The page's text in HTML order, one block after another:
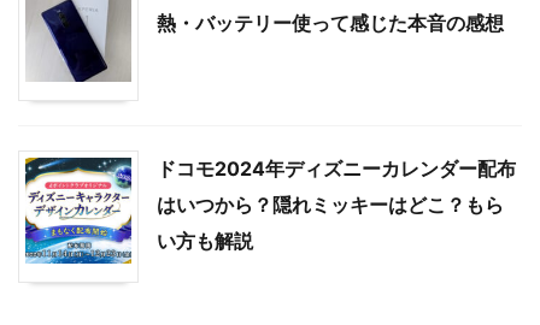
熱・バッテリー使って感じた本音の感想
ドコモ2024年ディズニーカレンダー配布
はいつから？隠れミッキーはどこ？もら
い方も解説